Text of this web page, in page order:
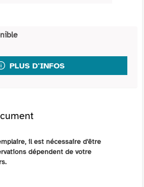
PLUS D'INFOS
il est nécessaire d'être
dépendent de votre